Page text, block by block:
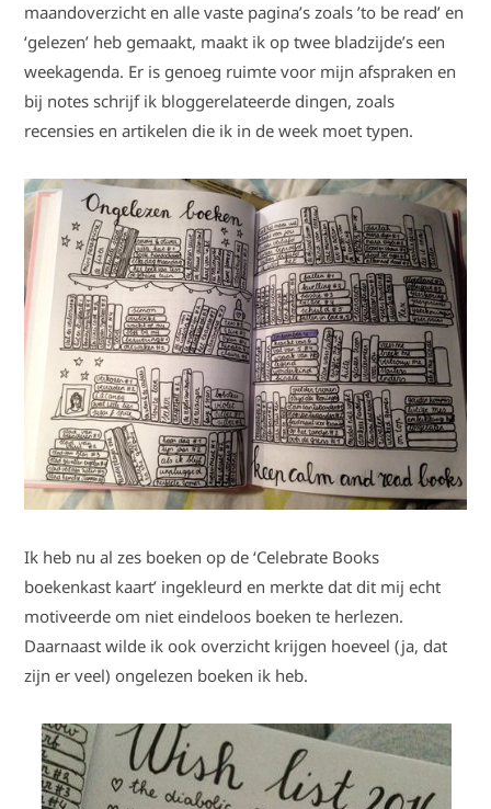
maandoverzicht en alle vaste pagina’s zoals ’to be read’ en
‘gelezen’ heb gemaakt, maakt ik op twee bladzijde’s een
weekagenda. Er is genoeg ruimte voor mijn afspraken en
bij notes schrijf ik bloggerelateerde dingen, zoals
recensies en artikelen die ik in de week moet typen.
Ik heb nu al zes boeken op de ‘Celebrate Books
boekenkast kaart’ ingekleurd en merkte dat dit mij echt
motiveerde om niet eindeloos boeken te herlezen.
Daarnaast wilde ik ook overzicht krijgen hoeveel (ja, dat
zijn er veel) ongelezen boeken ik heb.